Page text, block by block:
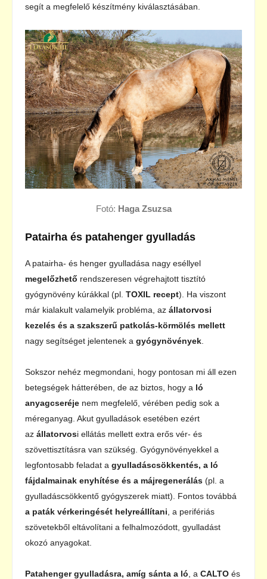
segít a megfelelő készítmény kiválasztásában.
Fotó: Haga Zsuzsa
Patairha és patahenger gyulladás
A patairha- és henger gyulladása nagy eséllyel
megelőzhető rendszeresen végrehajtott tisztító
gyógynövény kúrákkal (pl. TOXIL recept). Ha viszont
már kialakult valamelyik probléma, az állatorvosi
kezelés és a szakszerű patkolás-körmölés mellett
nagy segítséget jelentenek a gyógynövények
Sokszor nehéz megmondani, hogy pontosan mi áll ezen
betegségek hátterében, de az biztos, hogy a ló
anyagcseréje nem megfelelő, vérében pedig sok a
méreganyag. Akut gyulladások esetében ezért
az állatorvosi ellátás mellett extra erős vér- és
szövettisztításra van szükség. Gyógynövényekkel a
legfontosabb feladat a gyulladáscsökkentés, a ló
fájdalmainak enyhítése és a májregenerálás (pl. a
gyulladáscsökkentő gyógyszerek miatt). Fontos továbbá
a paták vérkeringését helyreállítani , a perifériás
szövetekből eltávolítani a felhalmozódott, gyulladást
okozó anyagokat.
Patahenger gyulladásra, amíg sánta a ló , a CALTO és